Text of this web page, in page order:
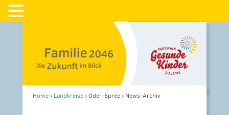
Home› Landkreise›Oder-Spree› News-Archiv